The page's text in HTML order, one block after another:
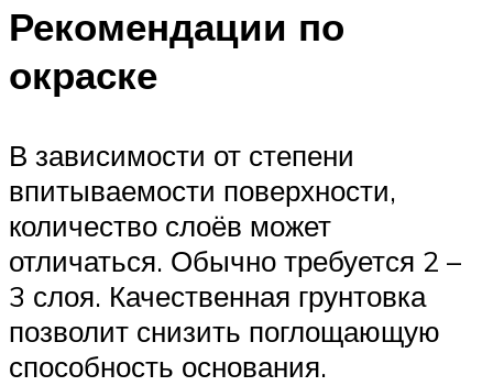
Рекомендации по
окраске
В зависимости от степени
впитываемости поверхности,
количество слоёв может
отличаться. Обычно требуется 2 –
3 слоя. Качественная грунтовка
позволит снизить поглощающую
способность основания.